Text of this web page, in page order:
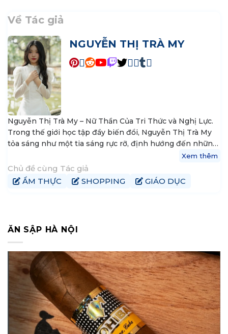
Về Tác giả
NGUYỄN THỊ TRÀ MY
Nguyễn Thị Trà My – Nữ Thần Của Tri Thức và Nghị Lực.
Trong thế giới học tập đầy biến đổi, Nguyễn Thị Trà My
tỏa sáng như một tia sáng rực rỡ, định hướng đến những
nguyên tắc vững vàng của tri thức và khát vọng thành
công. Hiện tại, My là trưởng nhóm nội dung tại
tophanoiaz.com, nơi cô góp phần xây dựng và chia sẻ
kiến thức đến cộng đồng mạng.
Xem thêm
Chủ đề cùng Tác giả
ẨM THỰC
SHOPPING GIÁO DỤC
ĂN SẬP HÀ NỘI